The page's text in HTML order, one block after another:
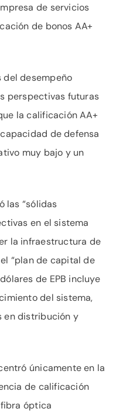
de servicios
de bonos AA+
del desempeño
perspectivas futuras
la calificación AA+
de defensa
muy bajo y un
las “sólidas
en el sistema
la infraestructura de
“plan de capital de
de EPB incluye
del sistema,
en distribución y
únicamente en la
de calificación
óptica